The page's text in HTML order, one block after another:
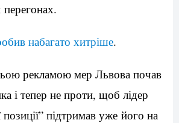
перегонах.
набагато хитріше.
рекламою мер Львова почав
і тепер не проти, щоб лідер
підтримав уже його на